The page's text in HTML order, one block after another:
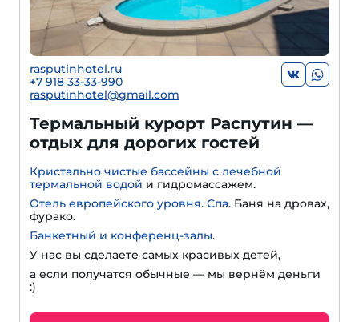
rasputinhotel.ru
+7 918 33-33-990
rasputinhotel@gmail.com
Термальный курорт Распутин —
отдых для дорогих гостей
Кристально чистые бассейны с лечебной
термальной водой и гидромассажем.
Отель европейского уровня. Спа. Баня на дровах,
фурако.
Банкетный и конференц-залы.
У нас вы сделаете самых красивых детей,
а если получатся обычные — мы вернём деньги
:)